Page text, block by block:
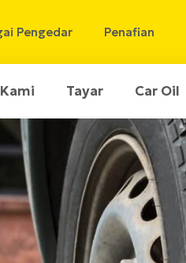
Pengedar Penafian
Tayar Car Oil